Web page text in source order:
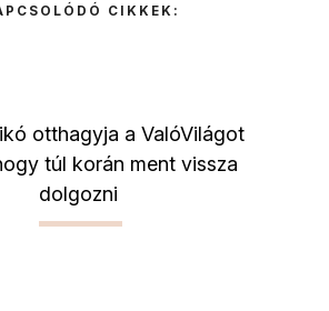
CIKKEK:
otthagyja a ValóVilágot
túl korán ment vissza
dolgozni